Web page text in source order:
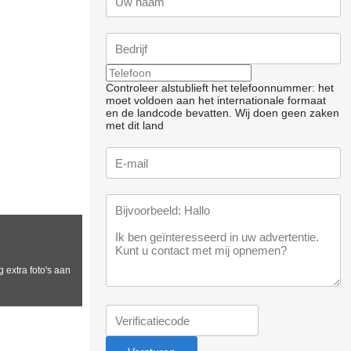
extra foto's aan
Controleer alstublieft het telefoonnummer: het
moet voldoen aan het internationale formaat
en de landcode bevatten. Wij doen geen zaken
met dit land